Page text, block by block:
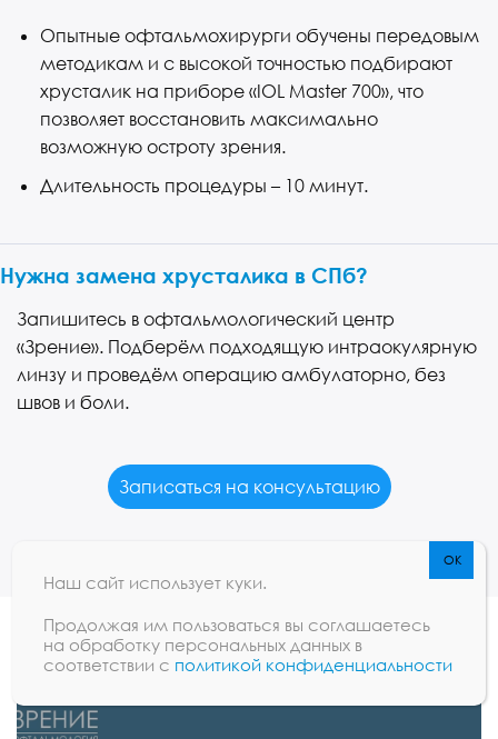
Опытные офтальмохирурги обучены передовым
методикам и с высокой точностью подбирают
хрусталик на приборе «IOL Master 700», что
позволяет восстановить максимально
возможную остроту зрения.
Длительность процедуры – 10 минут.
Нужна замена хрусталика в СПб?
Запишитесь в офтальмологический центр
«Зрение». Подберём подходящую интраокулярную
линзу и проведём операцию амбулаторно, без
швов и боли.
Записаться на консультацию
Наш сайт использует куки.
Продолжая им пользоваться вы соглашаетесь
на обработку персональных данных в
соответствии с политикой конфиденциальности